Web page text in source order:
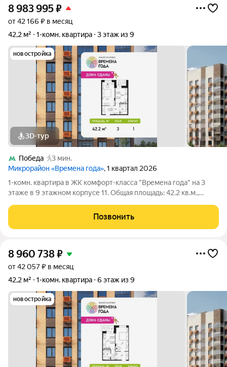
8 983 995₽
от 42 166 ₽ в месяц
42,2 м²
1-комн. квартира 3 этаж из 9
новостройка
3D-тур
Победа
3 мин.
Микрорайон «Времена года», 1 квартал 2026
1-комн. квартира в ЖК комфорт-класса "Времена года" на 3
этаже в 9 этажном корпусе 11. Общая площадь: 42.2 кв.м.,
современный жилой комплекс комфорт-класса,
расположенный в тихом и зеленом
Позвонить
8 960 738₽
от 42 057 ₽ в месяц
42,2 м²
1-комн. квартира 6 этаж из 9
новостройка